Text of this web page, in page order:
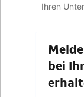
Ihren
bei